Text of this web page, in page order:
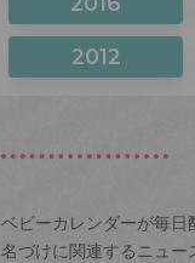
2012
ベビーカレンダーが毎
名づけに関連するニュー